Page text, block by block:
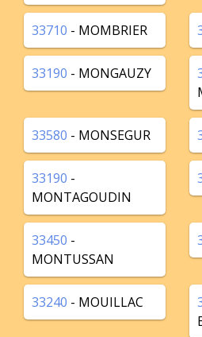
33710 - MOMBRIER
33190 - MONGAUZY
33580 - MONSEGUR
33190 -
MONTAGOUDIN
33450 -
MONTUSSAN
33240 - MOUILLAC